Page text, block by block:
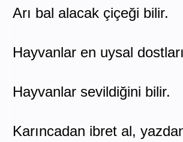
Arı bal alacak çiçeği bilir.
Hayvanlar en uysal
Hayvanlar sevildiğini bilir.
Karıncadan ibret al,